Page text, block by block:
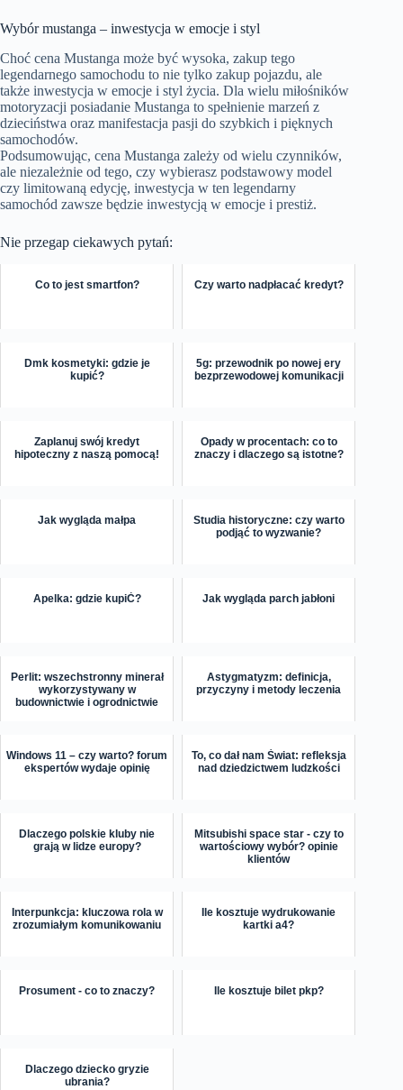
Wybór mustanga – inwestycja w emocje i styl
Choć cena Mustanga może być wysoka, zakup tego
legendarnego samochodu to nie tylko zakup pojazdu, ale
także inwestycja w emocje i styl życia. Dla wielu miłośników
motoryzacji posiadanie Mustanga to spełnienie marzeń z
dzieciństwa oraz manifestacja pasji do szybkich i pięknych
samochodów.
Podsumowując, cena Mustanga zależy od wielu czynników,
ale niezależnie od tego, czy wybierasz podstawowy model
czy limitowaną edycję, inwestycja w ten legendarny
samochód zawsze będzie inwestycją w emocje i prestiż.
Nie przegap ciekawych pytań:
Co to jest smartfon? Czy warto nadpłacać kredyt?
Dmk kosmetyki: gdzie je
kupić?
5g: przewodnik po nowej ery
bezprzewodowej komunikacji
Zaplanuj swój kredyt
hipoteczny z naszą pomocą!
Opady w procentach: co to
znaczy i dlaczego są istotne?
Jak wygląda małpa
Studia historyczne: czy warto
podjąć to wyzwanie?
Apelka: gdzie kupiĆ? Jak wygląda parch jabłoni
Perlit: wszechstronny minerał
wykorzystywany w
budownictwie i ogrodnictwie
Astygmatyzm: definicja,
przyczyny i metody leczenia
Windows 11 – czy warto? forum
ekspertów wydaje opinię
To, co dał nam Świat: refleksja
nad dziedzictwem ludzkości
Dlaczego polskie kluby nie
grają w lidze europy?
Mitsubishi space star - czy to
wartościowy wybór? opinie
klientów
Interpunkcja: kluczowa rola w
zrozumiałym komunikowaniu
Ile kosztuje wydrukowanie
kartki a4?
Prosument - co to znaczy? Ile kosztuje bilet pkp?
Dlaczego dziecko gryzie
ubrania?